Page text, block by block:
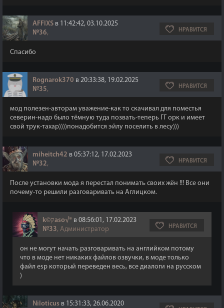
AFFIXS в 11:42:42, 03.10.2025
№36, НРАВИТСЯ
Спасибо
Rognarok370 в 20:33:38, 19.02.2025
№35, НРАВИТСЯ
мод полезен-авторам уважение-как то скачивал для поместья
северин-надо было тёмную туда позвать-теперь ГГ орк и имеет
свой трук-тахар))))понадобится эйлу поселить в лесу)))
miheitch42 в 05:37:12, 17.02.2023
№32, НРАВИТСЯ
После установки мода я перестал понимать своих жён !!! Все они
почему-то решили разговаривать на Аглицком.
k©קaso√® в 08:56:01, 17.02.2023
№33, Администратор НРАВИТСЯ
он не могут начать разговаривать на английком потому
что в моде нет никаких файлов озвучки, в моде только
файл esp который переведен весь, все диалоги на русском
)
Niloticus в 15:31:33, 26.06.2020